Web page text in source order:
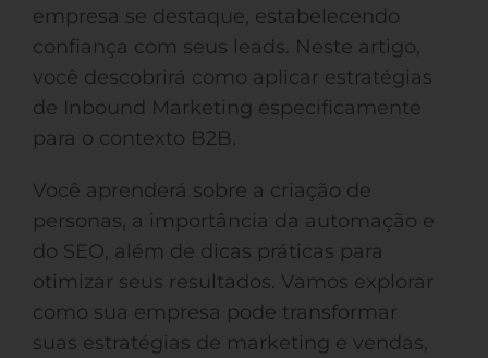
empresa se destaque, estabelecendo
confiança com seus leads. Neste artigo,
você descobrirá como aplicar estratégias
de Inbound Marketing especificamente
para o contexto B2B.
Você aprenderá sobre a criação de
personas, a importância da automação e
do SEO, além de dicas práticas para
otimizar seus resultados. Vamos explorar
como sua empresa pode transformar
suas estratégias de marketing e vendas,